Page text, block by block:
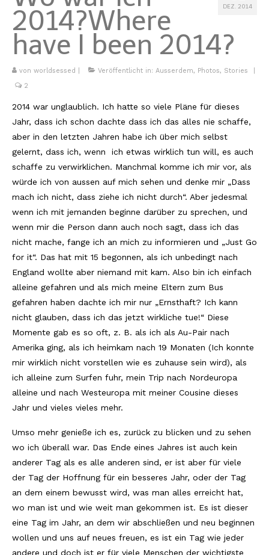
Kambodscha
Laos
Malaysia
Singapur
Sri Lanka
Taiwan
Thailand
Vietnam
Africa
Südafrika
North Amercia
Die Bahamas
South America
Oceania / Australia
Australien
Middle East
U.A.E.
Katar
München / Bayern
DEZ. 2014
2014?Where
have I been 2014?
von worldsessed Veröffentlicht in: Ausserdem, Photos, Stories
2
2014 war unglaublich. Ich hatte so viele Pläne für dieses
Jahr, dass ich schon dachte dass ich das alles nie schaffe,
aber in den letzten Jahren habe ich über mich selbst
gelernt, dass ich, wenn ich etwas wirklich tun will, es auch
schaffe zu verwirklichen. Manchmal komme ich mir vor, als
würde ich von aussen auf mich sehen und denke mir „Dass
mach ich nicht, dass ziehe ich nicht durch“. Aber jedesmal
wenn ich mit jemanden beginne darüber zu sprechen, und
wenn mir die Person dann auch noch sagt, dass ich das
nicht mache, fange ich an mich zu informieren und „Just Go
for it“. Das hat mit 15 begonnen, als ich unbedingt nach
England wollte aber niemand mit kam. Also bin ich einfach
alleine gefahren und als mich meine Eltern zum Bus
gefahren haben dachte ich mir nur „Ernsthaft? Ich kann
nicht glauben, dass ich das jetzt wirkliche tue!“ Diese
Momente gab es so oft, z. B. als ich als Au-Pair nach
Amerika ging, als ich heimkam nach 19 Monaten (Ich konnte
mir wirklich nicht vorstellen wie es zuhause sein wird), als
ich alleine zum Surfen fuhr, mein Trip nach Nordeuropa
alleine und nach Westeuropa mit meiner Cousine dieses
Jahr und vieles vieles mehr.
Umso mehr genieße ich es, zurück zu blicken und zu sehen
wo ich überall war. Das Ende eines Jahres ist auch kein
anderer Tag als es alle anderen sind, er ist aber für viele
der Tag der Hoffnung für ein besseres Jahr, oder der Tag
an dem einem bewusst wird, was man alles erreicht hat,
wo man ist und wie weit man gekommen ist. Es ist dieser
eine Tag im Jahr, an dem wir abschließen und neu beginnen
wollen und uns auf neues freuen, es ist ein Tag wie jeder
andere und doch ist er für viele Menschen der wichtigste